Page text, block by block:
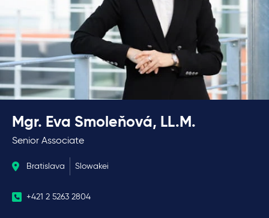
Mgr. Eva Smoleňová, LL.M.
Senior Associate
Bratislava Slowakei
+421 2 5263 2804